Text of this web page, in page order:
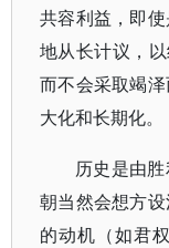
共容利益，即
地从长计议，
而不会采取竭
大化和长期化。
历史是由
朝当然会想方
的动机（如君